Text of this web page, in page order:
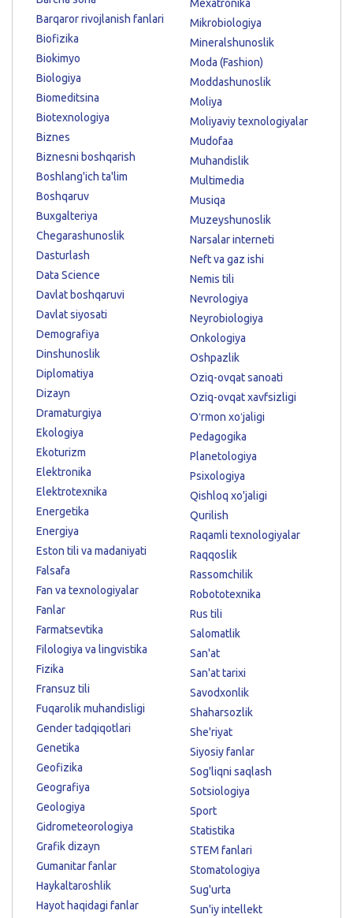
Barqaror rivojlanish fanlari
Biofizika
Biokimyo
Biologiya
Biomeditsina
Biotexnologiya
Biznes
Biznesni boshqarish
Boshlang'ich ta'lim
Boshqaruv
Buxgalteriya
Chegarashunoslik
Dasturlash
Data Science
Davlat boshqaruvi
Davlat siyosati
Demografiya
Dinshunoslik
Diplomatiya
Dizayn
Dramaturgiya
Ekologiya
Ekoturizm
Elektronika
Elektrotexnika
Energetika
Energiya
Eston tili va madaniyati
Falsafa
Fan va texnologiyalar
Fanlar
Farmatsevtika
Filologiya va lingvistika
Fizika
Fransuz tili
Fuqarolik muhandisligi
Gender tadqiqotlari
Genetika
Geofizika
Geografiya
Geologiya
Gidrometeorologiya
Grafik dizayn
Gumanitar fanlar
Haykaltaroshlik
Hayot haqidagi fanlar
Mexatronika
Mikrobiologiya
Mineralshunoslik
Moda (Fashion)
Moddashunoslik
Moliya
Moliyaviy texnologiyalar
Mudofaa
Muhandislik
Multimedia
Musiqa
Muzeyshunoslik
Narsalar interneti
Neft va gaz ishi
Nemis tili
Nevrologiya
Neyrobiologiya
Onkologiya
Oshpazlik
Oziq-ovqat sanoati
Oziq-ovqat xavfsizligi
Oʻrmon xoʻjaligi
Pedagogika
Planetologiya
Psixologiya
Qishloq xo'jaligi
Qurilish
Raqamli texnologiyalar
Raqqoslik
Rassomchilik
Robototexnika
Rus tili
Salomatlik
San'at
San'at tarixi
Savodxonlik
Shaharsozlik
She'riyat
Siyosiy fanlar
Sog'liqni saqlash
Sotsiologiya
Sport
Statistika
STEM fanlari
Stomatologiya
Sug'urta
Sun'iy intellekt